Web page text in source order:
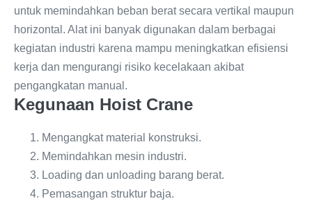
untuk memindahkan beban berat secara vertikal maupun
horizontal. Alat ini banyak digunakan dalam berbagai
kegiatan industri karena mampu meningkatkan efisiensi
kerja dan mengurangi risiko kecelakaan akibat
pengangkatan manual.
Kegunaan Hoist Crane
Mengangkat material konstruksi.
Memindahkan mesin industri.
Loading dan unloading barang berat.
Pemasangan struktur baja.